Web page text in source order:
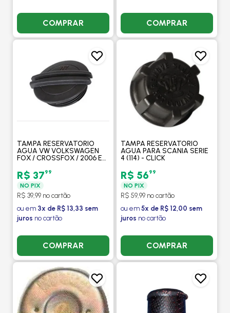
COMPRAR COMPRAR
TAMPA RESERVATORIO
AGUA VW VOLKSWAGEN
FOX / CROSSFOX / 2006 EM
GOLF 1.4TSI / 2014 EM
DIANTE - CLICK
R$ 3799
NO PIX
R$ 39,99 no cartão
ou em 3x de R$ 13,33 sem
juros no cartão
COMPRAR
TAMPA RESERVATORIO
AGUA PARA SCANIA SERIE
4 (114) - CLICK
R$ 5699
NO PIX
R$ 59,99 no cartão
ou em 5x de R$ 12,00 sem
juros no cartão
COMPRAR